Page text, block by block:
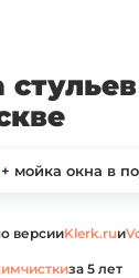
мойка окна в
версииKlerk.ruи
за 5 лет